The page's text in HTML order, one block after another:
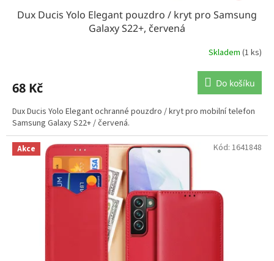
Dux Ducis Yolo Elegant pouzdro / kryt pro Samsung
Galaxy S22+, červená
Skladem (1 ks)
68 Kč Do košíku
Dux Ducis Yolo Elegant ochranné pouzdro / kryt pro mobilní telefon
Samsung Galaxy S22+ / červená.
Akce Kód: 1641848